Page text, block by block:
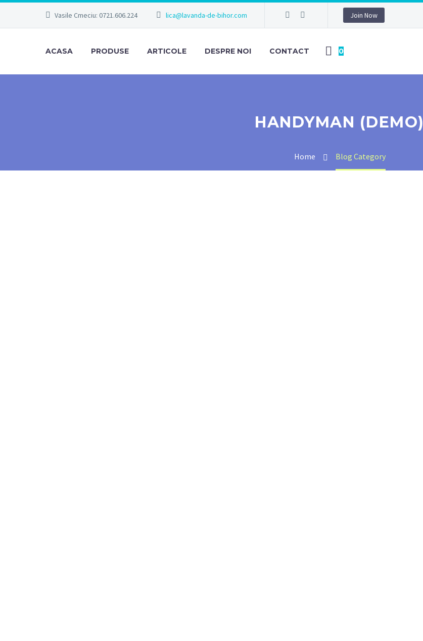
Vasile Cmeciu: 0721.606.224 lica@lavanda-de-bihor.com Join Now
ACASA PRODUSE ARTICOLE DESPRE NOI CONTACT 0
HANDYMAN (DEMO)
Home Blog Category